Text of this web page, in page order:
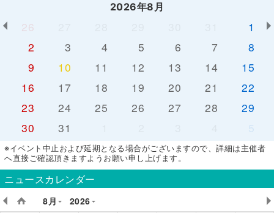
2026年8月
26
1
2
3 4 5 6 7
8
9
10 11 12 13 14
15
16
17 18 19 20 21
22
23
24 25 26 27 28
29
30
31 5
※イベント中止および延期となる場合がございますので、詳細は主催者
へ直接ご確認頂きますようお願い申し上げます。
ニュースカレンダー
8月
2026